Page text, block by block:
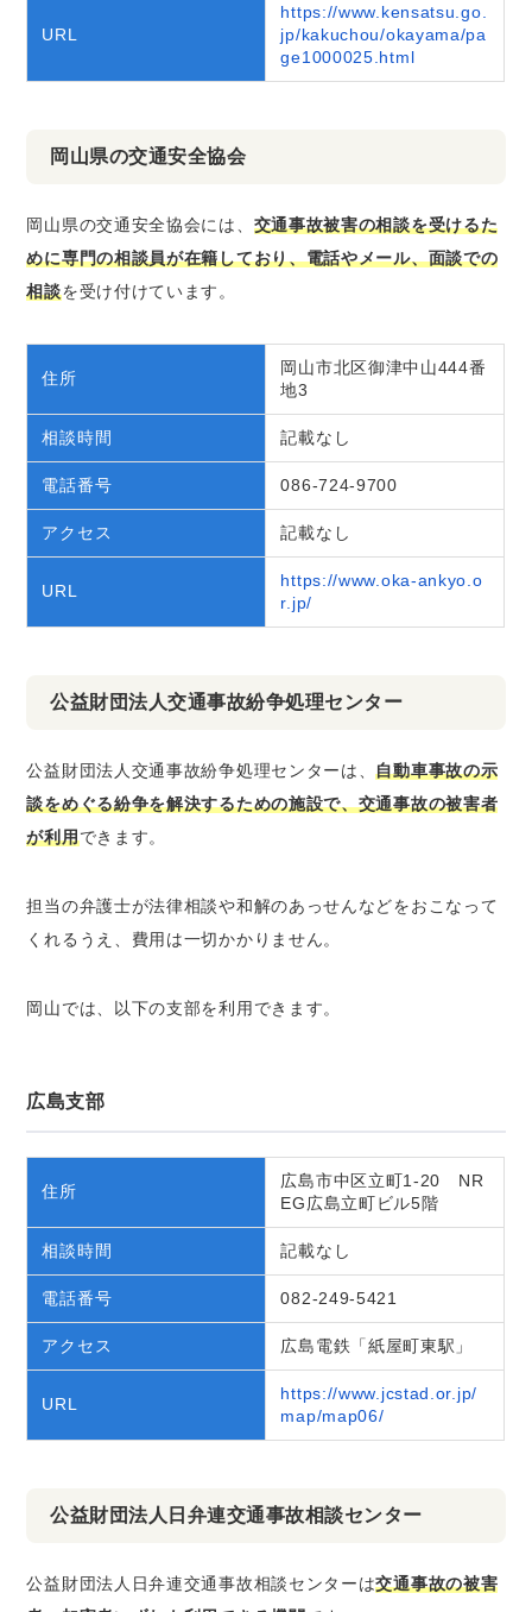
URL
https://www.kensatsu.go.
jp/kakuchou/okayama/pa
ge1000025.html
岡山県の交通安全協会
岡山県の交通安全協会には、 交通事故被害の相談を受けるた
めに専門の相談員が在籍しており、電話やメール、面談での
相談を受け付けています。
住所
岡山市北区御津中山444番
地3
相談時間 記載なし
電話番号 086-724-9700
アクセス 記載なし
URL
https://www.oka-ankyo.o
r.jp/
公益財団法人交通事故紛争処理センター
公益財団法人交通事故紛争処理センターは、自動車事故の示
談をめぐる紛争を解決するための施設で、交通事故の被害者
が利用できます。
担当の弁護士が法律相談や和解のあっせんなどをおこなって
くれるうえ、費用は一切かかりません。
岡山では、以下の支部を利用できます。
広島支部
住所
広島市中区立町1-20 NR
EG広島立町ビル5階
相談時間 記載なし
電話番号 082-249-5421
アクセス 広島電鉄「紙屋町東駅」
URL
https://www.jcstad.or.jp/
map/map06/
公益財団法人日弁連交通事故相談センター
公益財団法人日弁連交通事故相談センターは交通事故の被害